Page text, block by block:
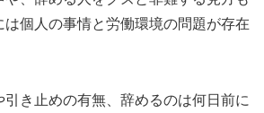
は個人の事情と労働環境の問題が存在
引き止めの有無、辞めるのは何日前に